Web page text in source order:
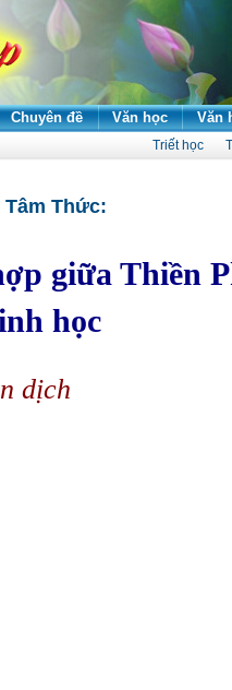
Chuyên đề Văn học Văn
Triết học
Tâm Thức:
giữa Thiền
học
dịch